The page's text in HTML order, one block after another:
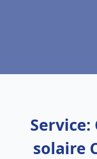
Service:
solaire